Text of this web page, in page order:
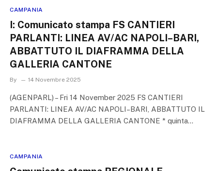
CAMPANIA
I: Comunicato stampa FS CANTIERI
PARLANTI: LINEA AV/AC NAPOLI–BARI,
ABBATTUTO IL DIAFRAMMA DELLA
GALLERIA CANTONE
By 14 Novembre 2025
(AGENPARL) – Fri 14 November 2025 FS CANTIERI
PARLANTI: LINEA AV/AC NAPOLI–BARI, ABBATTUTO IL
DIAFRAMMA DELLA GALLERIA CANTONE * quinta…
CAMPANIA